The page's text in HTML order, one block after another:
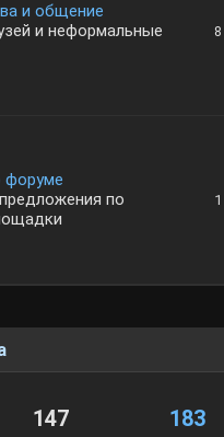
и общение
и неформальные
8
по
1
147 183